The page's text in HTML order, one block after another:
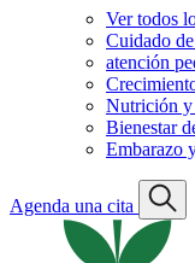
Ver todos
Cuidado
atención
Nutrición y
Bienestar
Embarazo
Agenda una cita